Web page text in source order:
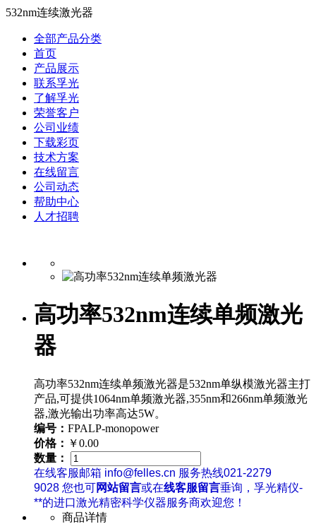
532nm连续激光器
全部产品分类
首页
产品展示
联系孚光
了解孚光
荣誉客户
公司业绩
下载彩页
技术方案
在线留言
公司动态
帮助中心
人才招聘
高功率532nm连续单频激光
器
高功率532nm连续单频激光器是532nm单纵模激光器主打
产品,可提供1064nm单频激光器,355nm和266nm单频激光
器,激光输出功率高达5W。
编号： FPALP-monopower
价格： ￥0.00
数量：
在线客服邮箱 info@felles.cn 服务热线021-2279
9028 您也可网站留言或在线客服留言垂询，孚光精仪-
**的进口激光精密科学仪器服务商欢迎您！
商品详情